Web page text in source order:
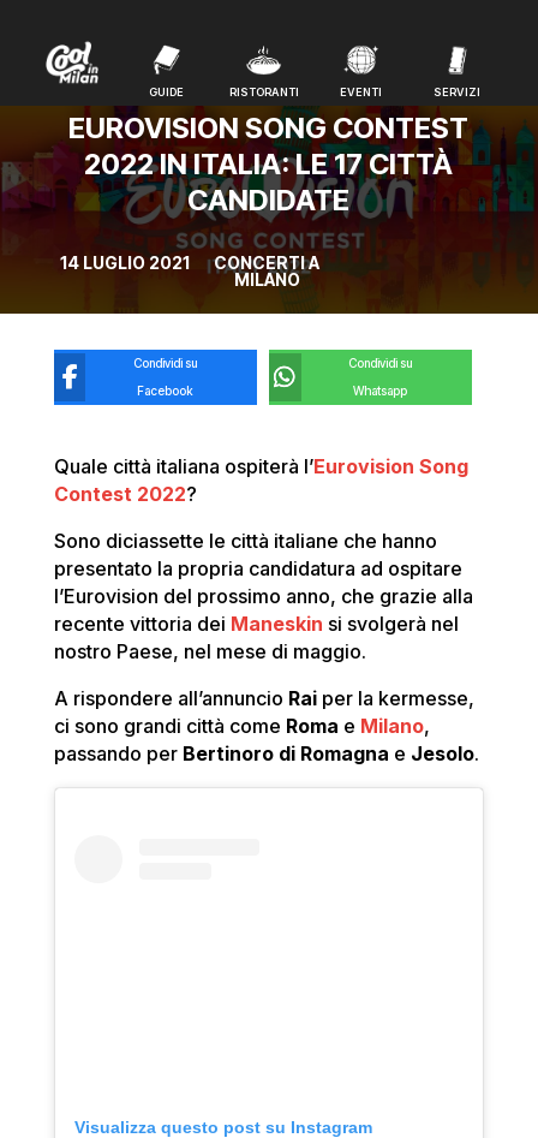
GUIDE RISTORANTI EVENTI SERVIZI
GUIDE RISTORANTI EVENTI SERVIZI
EUROVISION SONG CONTEST
2022 IN ITALIA: LE 17 CITTÀ
CANDIDATE
14 LUGLIO 2021
CONCERTI A
MILANO
Condividi su
Facebook
Condividi su
Whatsapp
Quale città italiana ospiterà l’Eurovision Song
Contest 2022?
Sono diciassette le città italiane che hanno
presentato la propria candidatura ad ospitare
l’Eurovision del prossimo anno, che grazie alla
recente vittoria dei Maneskin si svolgerà nel
nostro Paese, nel mese di maggio.
A rispondere all’annuncio Raiper la kermesse,
ci sono grandi città come Roma e Milano,
passando per Bertinoro di Romagna e Jesolo.
Visualizza questo post su Instagram